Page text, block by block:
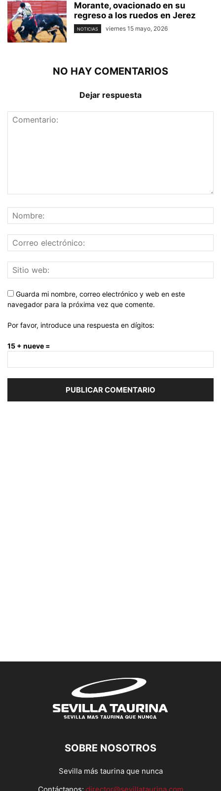
Morante, ovacionado en su
regreso a los ruedos en Jerez
NOTICIAS viernes 15 mayo, 2026
NO HAY COMENTARIOS
Dejar respuesta
Guarda mi nombre, correo electrónico y web en este
navegador para la próxima vez que comente.
Por favor, introduce una respuesta en dígitos:
15 + nueve =
SOBRE NOSOTROS
Sevilla más taurina que nunca